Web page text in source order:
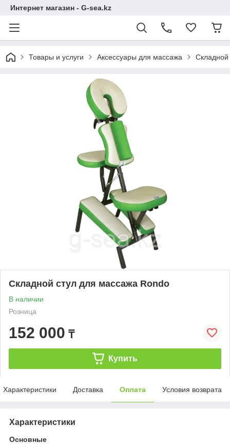
Интернет магазин - G-sea.kz
Товары и услуги Аксессуары для массажа Складной
Складной стул для массажа Rondo
В наличии
Розница
152 000 ₸
Купить
Характеристики Доставка Оплата Условия возврата
Характеристики
Основные